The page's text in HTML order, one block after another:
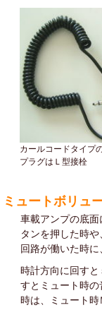
カールコードタイプ
プラグはＬ型接栓
ミュートボリュ
車載アンプの底
タンを押した時や
回路が働いた時に
時計方向に回す
すとミュート時
時は、ミュート時